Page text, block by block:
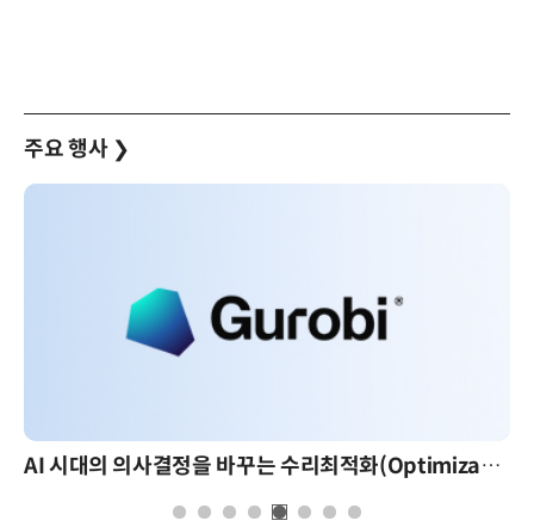
주요 행사 ❯
AI 시대의 의사결정을 바꾸는 수리최적화(Optimization): 실제 산업 적용 사례와 활용 전략